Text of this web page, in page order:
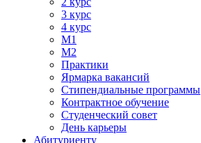
3 курс
4 курс
М1
М2
Практики
Ярмарка вакансий
Стипендиальные программы
Контрактное обучение
Студенческий совет
День карьеры
Абитуриенту